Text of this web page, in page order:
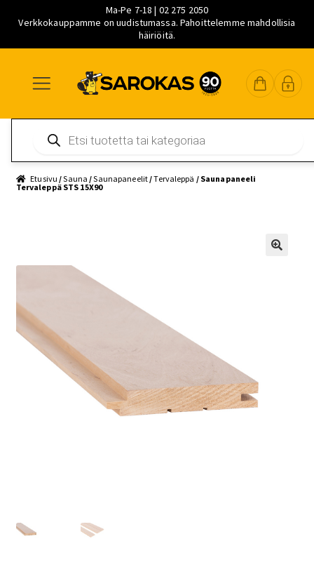
Ma-Pe 7-18 | 02 275 2050
Verkkokauppamme on uudistumassa. Pahoittelemme mahdollisia
häiriöitä.
navigointiin
sisältöön
pääsisältöön
search
Etusivu /Sauna /Saunapaneelit /Tervaleppä / Saunapaneeli
Tervaleppä STS 15X90